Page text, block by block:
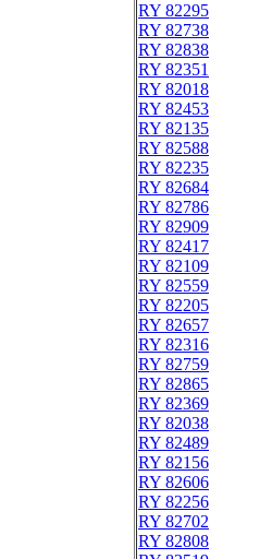
RY 82295
RY 82738
RY 82838
RY 82351
RY 82018
RY 82453
RY 82135
RY 82588
RY 82235
RY 82684
RY 82786
RY 82909
RY 82417
RY 82109
RY 82559
RY 82205
RY 82657
RY 82316
RY 82759
RY 82865
RY 82369
RY 82038
RY 82489
RY 82156
RY 82606
RY 82256
RY 82702
RY 82808